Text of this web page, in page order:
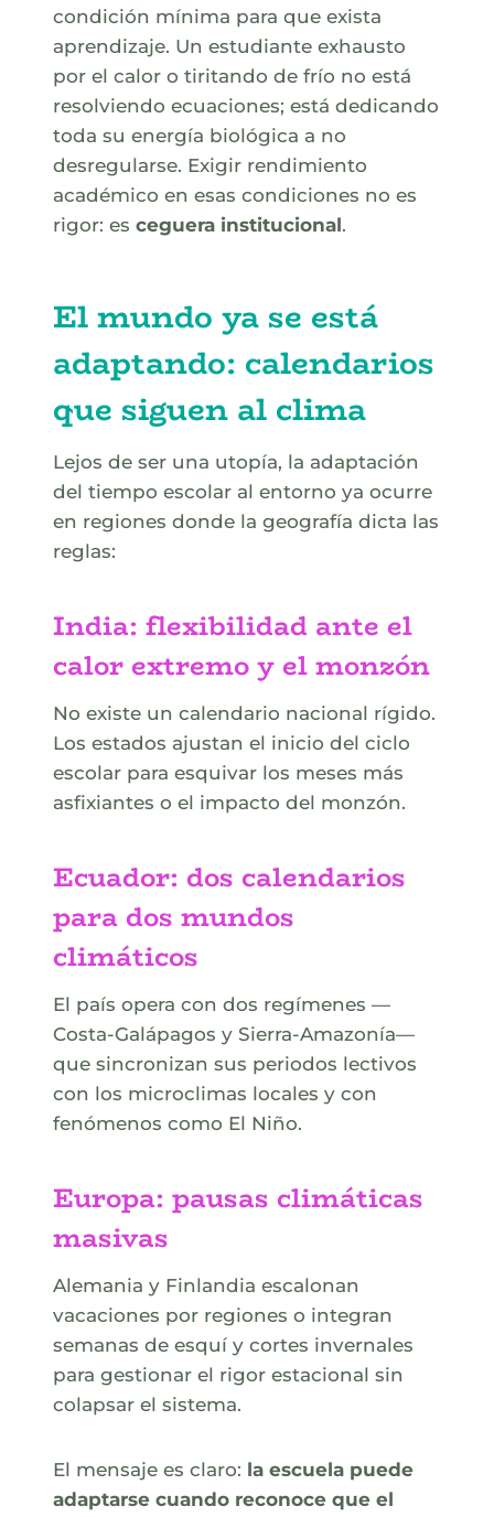
condición mínima para que exista
aprendizaje. Un estudiante exhausto
por el calor o tiritando de frío no está
resolviendo ecuaciones; está dedicando
toda su energía biológica a no
desregularse. Exigir rendimiento
académico en esas condiciones no es
rigor: es ceguera institucional.
El mundo ya se está
adaptando: calendarios
que siguen al clima
Lejos de ser una utopía, la adaptación
del tiempo escolar al entorno ya ocurre
en regiones donde la geografía dicta las
reglas:
India: flexibilidad ante el
calor extremo y el monzón
No existe un calendario nacional rígido.
Los estados ajustan el inicio del ciclo
escolar para esquivar los meses más
asfixiantes o el impacto del monzón.
Ecuador: dos calendarios
para dos mundos
climáticos
El país opera con dos regímenes —
Costa-Galápagos y Sierra-Amazonía—
que sincronizan sus periodos lectivos
con los microclimas locales y con
fenómenos como El Niño.
Europa: pausas climáticas
masivas
Alemania y Finlandia escalonan
vacaciones por regiones o integran
semanas de esquí y cortes invernales
para gestionar el rigor estacional sin
colapsar el sistema.
El mensaje es claro: la escuela puede
adaptarse cuando reconoce que el